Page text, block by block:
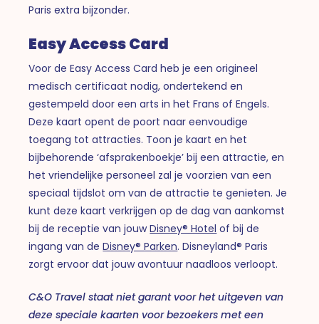
Paris extra bijzonder.
Easy Access Card
Voor de Easy Access Card heb je een origineel
medisch certificaat nodig, ondertekend en
gestempeld door een arts in het Frans of Engels.
Deze kaart opent de poort naar eenvoudige
toegang tot attracties. Toon je kaart en het
bijbehorende ‘afsprakenboekje’ bij een attractie, en
het vriendelijke personeel zal je voorzien van een
speciaal tijdslot om van de attractie te genieten. Je
kunt deze kaart verkrijgen op de dag van aankomst
bij de receptie van jouwDisney® Hotel of bij de
ingang van deDisney® Parken. Disneyland® Paris
zorgt ervoor dat jouw avontuur naadloos verloopt.
C&O Travel staat niet garant voor het uitgeven van
deze speciale kaarten voor bezoekers met een